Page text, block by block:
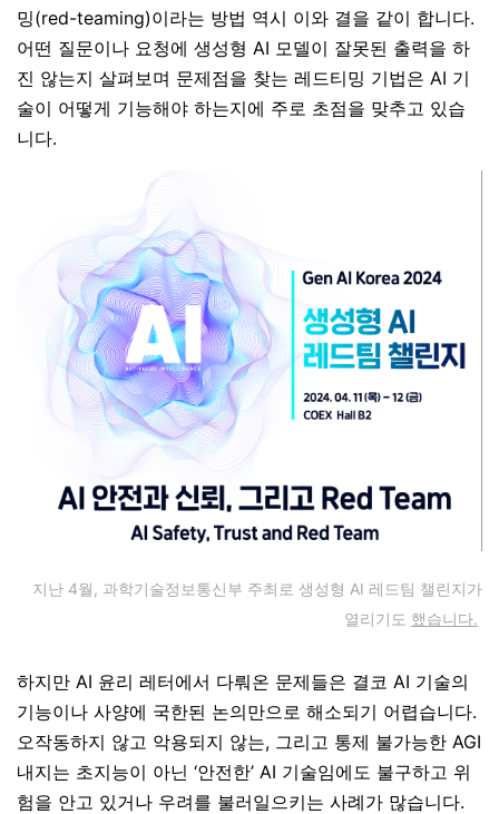
밍(red-teaming)이라는 방법 역시 이와 결을 같이 합니다.
어떤 질문이나 요청에 생성형 AI 모델이 잘못된 출력을 하
진 않는지 살펴보며 문제점을 찾는 레드티밍 기법은 AI 기
술이 어떻게 기능해야 하는지에 주로 초점을 맞추고 있습
니다.
지난 4월, 과학기술정보통신부 주최로 생성형 AI 레드팀 챌린지가
열리기도 했습니다.
하지만 AI 윤리 레터에서 다뤄온 문제들은 결코 AI 기술의
기능이나 사양에 국한된 논의만으로 해소되기 어렵습니다.
오작동하지 않고 악용되지 않는, 그리고 통제 불가능한 AGI
내지는 초지능이 아닌 ‘안전한’ AI 기술임에도 불구하고 위
험을 안고 있거나 우려를 불러일으키는 사례가 많습니다.